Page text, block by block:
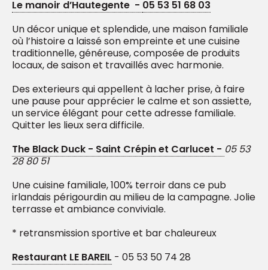
Le manoir d’Hautegente - 05 53 51 68 03
Un décor unique et splendide, une maison familiale
où l’histoire a laissé son empreinte et une cuisine
traditionnelle, généreuse, composée de produits
locaux, de saisonet travaillés avec harmonie.
Des exterieurs qui appellent à lacher prise, à faire
une pause pour apprécier le calme et son assiette,
un service élégant pour cette adresse familiale.
Quitter les lieux sera difficile.
The Black Duck - Saint Crépin et Carlucet - 05 53
28 80 51
Une cuisine familiale, 100% terroir dans ce pub
irlandais périgourdin au milieu de la campagne. Jolie
terrasse et ambiance conviviale.
* retransmission sportive et bar chaleureux
Restaurant LE BAREIL - 05 53 50 74 28